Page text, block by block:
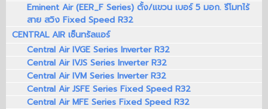
Eminent Air (EER_F Series) ตั้ง/แขวน เบอร์ 5 มอก. รีโมทไร้
สาย สวิง Fixed Speed R32
CENTRAL AIR เซ็นทรัลแอร์
Central Air IVGE Series Inverter R32
Central Air IVJS Series Inverter R32
Central Air IVM Series Inverter R32
Central Air JSFE Series Fixed Speed R32
Central Air MFE Series Fixed Speed R32